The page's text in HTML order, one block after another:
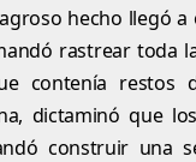
hecho llegó
rastrear toda
contenía restos
dictaminó que
construir una